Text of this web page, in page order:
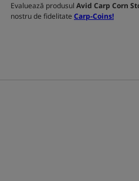
Evaluează produsul Avid Carp Corn
nostru de fidelitate Carp-Coins!